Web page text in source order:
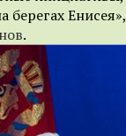
берегах
.